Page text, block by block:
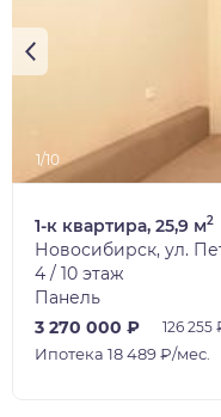
1/10
1-к квартира, 25,9 м2
Новосибирск, ул.
4 / 10 этаж
Панель
3 270 000 ₽
126 255
Ипотека 18 489 ₽/мес.